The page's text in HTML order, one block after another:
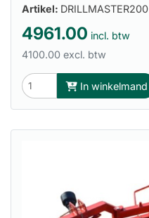
Artikel: DRILLMASTER200
4961.00 incl. btw
4100.00 excl. btw
In winkelmand